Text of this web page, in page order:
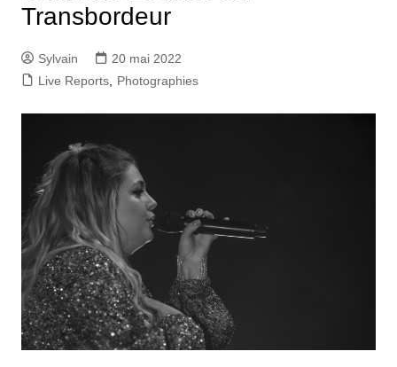
Transbordeur
Sylvain
20 mai 2022
Live Reports, Photographies